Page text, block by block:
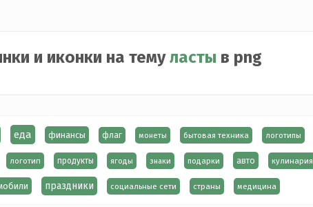
и иконки на темуласты в png
еда финансы флаг монеты бытовая техника логотипы
логотип продукты ягоды знаки подарки авто кулинария
праздники социальные сети страны медицина